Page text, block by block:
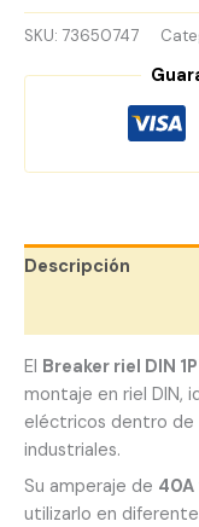
SKU: 73650747
Descripción
El Breaker riel DIN
montaje en riel DIN,
eléctricos dentro de
industriales.
Su amperaje de 40A
utilizarlo en